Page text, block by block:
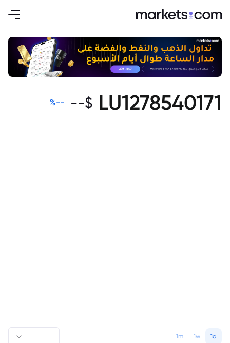
LU1278540171
$
--
--
%
1d
1w
1m